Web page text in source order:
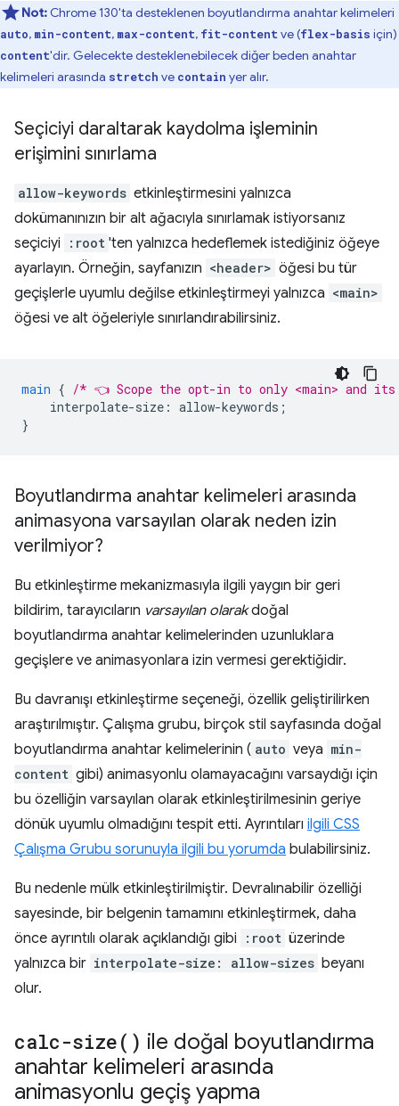
Not: Chrome 130'ta desteklenen boyutlandırma anahtar kelimeleri
auto, min-content, max-content, fit-content ve (flex-basis için)
content'dir. Gelecekte desteklenebilecek diğer beden anahtar
kelimeleri arasında stretch ve contain yer alır.
Seçiciyi daraltarak kaydolma işleminin
erişimini sınırlama
allow-keywords etkinleştirmesini yalnızca
dokümanınızın bir alt ağacıyla sınırlamak istiyorsanız
seçiciyi
:root 'ten yalnızca hedeflemek istediğiniz öğeye
ayarlayın. Örneğin, sayfanızın <header> öğesi bu tür
geçişlerle uyumlu değilse etkinleştirmeyi yalnızca <main>
öğesi ve alt öğeleriyle sınırlandırabilirsiniz.
main { /* 👈 Scope the opt-in to only <main> and its
interpolate-size : allow-keywords ;
}
Boyutlandırma anahtar kelimeleri arasında
animasyona varsayılan olarak neden izin
verilmiyor?
Bu etkinleştirme mekanizmasıyla ilgili yaygın bir geri
bildirim, tarayıcıların varsayılan olarakdoğal
boyutlandırma anahtar kelimelerinden uzunluklara
geçişlere ve animasyonlara izin vermesi gerektiğidir.
Bu davranışı etkinleştirme seçeneği, özellik geliştirilirken
araştırılmıştır. Çalışma grubu, birçok stil sayfasında doğal
boyutlandırma anahtar kelimelerinin ( auto veya min-
content gibi) animasyonlu olamayacağını varsaydığı için
bu özelliğin varsayılan olarak etkinleştirilmesinin geriye
dönük uyumlu olmadığını tespit etti. Ayrıntıları ilgili CSS
Çalışma Grubu sorunuyla ilgili bu yorumda bulabilirsiniz.
Bu nedenle mülk etkinleştirilmiştir. Devralınabilir özelliği
sayesinde, bir belgenin tamamını etkinleştirmek, daha
önce ayrıntılı olarak açıklandığı gibi
:root üzerinde
yalnızca bir interpolate-size: allow-sizes beyanı
olur.
calc-size( ) ile doğal boyutlandırma
anahtar kelimeleri arasında
animasyonlu geçiş yapma